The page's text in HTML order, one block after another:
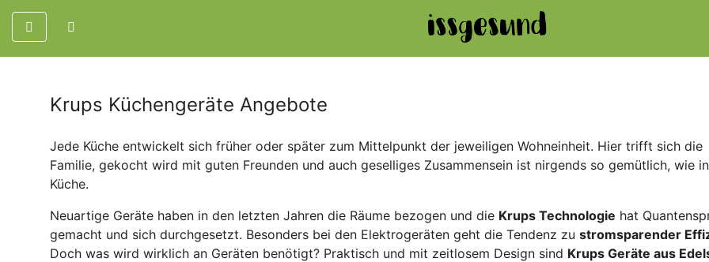
Krups Küchengeräte Angebote
Jede Küche entwickelt sich früher oder später zum Mittelpunkt der jeweiligen Wohneinheit. Hier trifft sich die
Familie, gekocht wird mit guten Freunden und auch geselliges Zusammensein ist nirgends so gemütlich, wie
Küche.
Neuartige Geräte haben in den letzten Jahren die Räume bezogen und die Krups Technologie hat
gemacht und sich durchgesetzt. Besonders bei den Elektrogeräten geht die Tendenz zu stromsparender
Doch was wird wirklich an Geräten benötigt? Praktisch und mit zeitlosem Design sind Krups Geräte aus